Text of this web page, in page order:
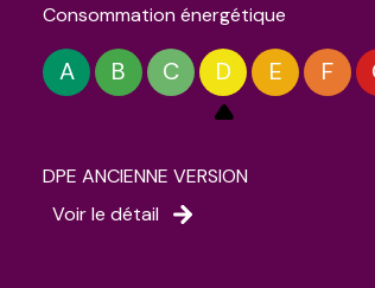
Consommation énergétique
A B C D E F
DPE ANCIENNE VERSION
Voir le détail